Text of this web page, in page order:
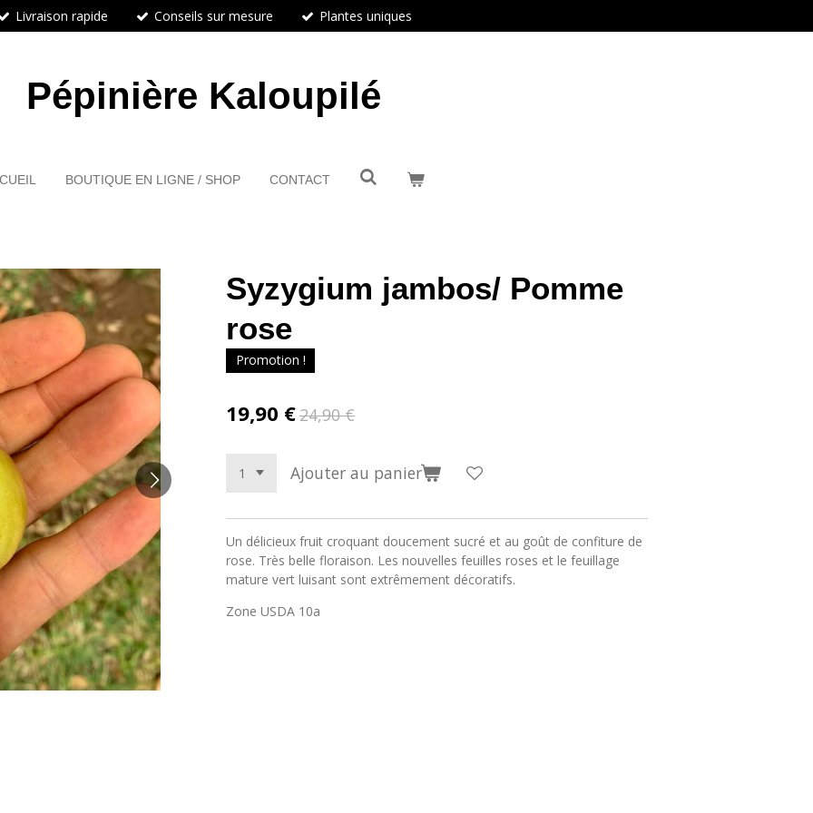
Livraison rapide Conseils sur mesure Plantes uniques
Pépinière Kaloupilé
BOUTIQUE EN LIGNE / SHOP CONTACT
Syzygium jambos/ Pomme
rose
Promotion !
19,90 €24,90 €
Ajouter au panier
Un délicieux fruit croquant doucement sucré et au goût de confiture de
rose. Très belle floraison. Les nouvelles feuilles roses et le feuillage
mature vert luisant sont extrêmement décoratifs.
Zone USDA 10a